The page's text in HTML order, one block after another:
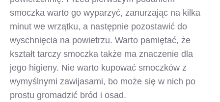
smoczka warto go wyparzyć, zanurzając na kilka
minut we wrzątku, a następnie pozostawić do
wyschnięcia na powietrzu. Warto pamiętać, że
kształt tarczy smoczka także ma znaczenie dla
jego higieny. Nie warto kupować smoczków z
wymyślnymi zawijasami, bo może się w nich po
prostu gromadzić bród i osad.